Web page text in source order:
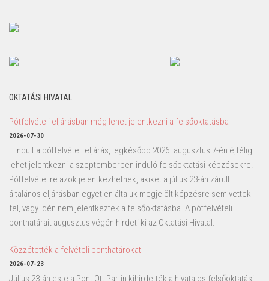
OKTATÁSI HIVATAL
Pótfelvételi eljárásban még lehet jelentkezni a felsőoktatásba
2026-07-30
Elindult a pótfelvételi eljárás, legkésőbb 2026. augusztus 7-én éjfélig
lehet jelentkezni a szeptemberben induló felsőoktatási képzésekre.
Pótfelvételire azok jelentkezhetnek, akiket a július 23-án zárult
általános eljárásban egyetlen általuk megjelölt képzésre sem vettek
fel, vagy idén nem jelentkeztek a felsőoktatásba. A pótfelvételi
ponthatárait augusztus végén hirdeti ki az Oktatási Hivatal.
Közzétették a felvételi ponthatárokat
2026-07-23
Július 23-án este a Pont Ott Partin kihirdették a hivatalos felsőoktatási